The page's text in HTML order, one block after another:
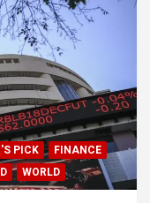
PICK
FINANCE
WORLD